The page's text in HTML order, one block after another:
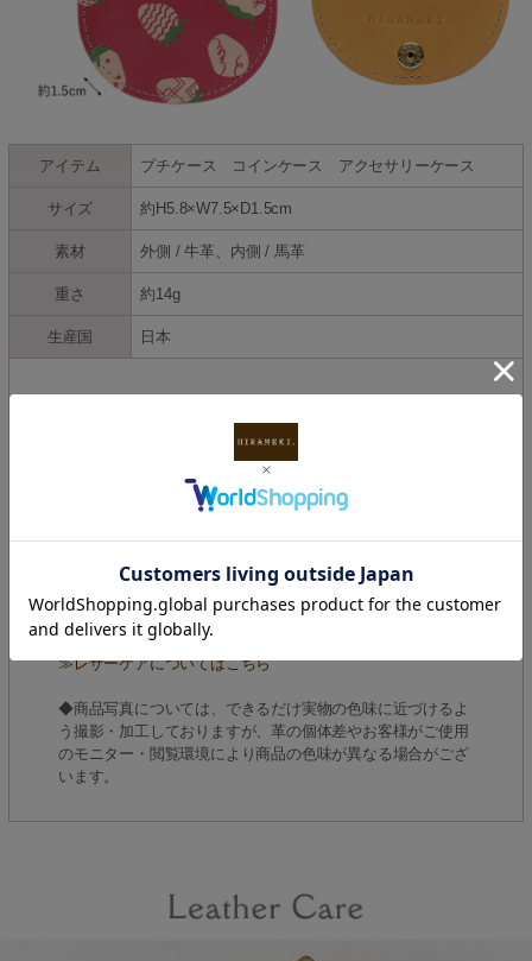
アイテム プチケース コインケース アクセサリーケース
サイズ 約H5.8×W7.5×D1.5cm
素材 外側 / 牛革、内側 / 馬革
重さ 約14g
生産国 日本
※必ずお読みください。
◆こちらのプチケースは、天然皮革の性質上、色移り・色落
ち・水染み等に注意が必要です。また、雨・汗等の水分には
◆天然皮革には、動物が元々持っているシワ・ムラ・傷等が
ございます。それが革の特性であり、風合い・味わいですの
で、その旨ご了承くださいませ。
≫HIRAMEKI.で使用している革についてはこちら
≫レザーケアについてはこちら
◆商品写真については、できるだけ実物の色味に近づけるよ
う撮影・加工しておりますが、革の個体差やお客様がご使用
のモニター・閲覧環境により商品の色味が異なる場合がござ
います。